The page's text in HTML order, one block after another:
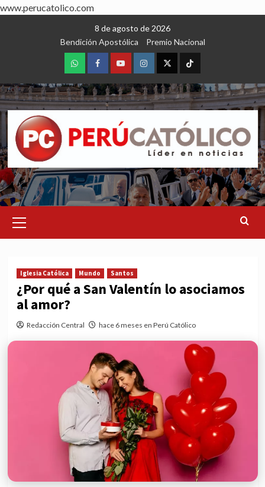
www.perucatolico.com
8 de agosto de 2026
Bendición Apostólica
Premio Nacional
WhatsAppFacebookYoutubeInstagram
X TikTok
Menu
Iglesia Católica Mundo Santos
¿Por qué a San Valentín lo asociamos
al amor?
Redacción Central hace 6 meses en Perú Católico